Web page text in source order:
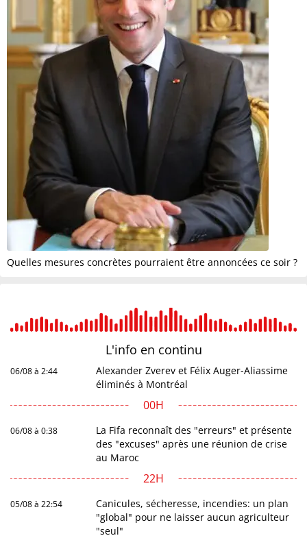
Quelles mesures concrètes pourraient être annoncées ce soir ?
L'info en continu
06/08 à 2:44
Alexander Zverev et Félix Auger-Aliassime
éliminés à Montréal
00H
06/08 à 0:38
La Fifa reconnaît des "erreurs" et présente
des "excuses" après une réunion de crise
au Maroc
22H
05/08 à 22:54
Canicules, sécheresse, incendies: un plan
"global" pour ne laisser aucun agriculteur
"seul"